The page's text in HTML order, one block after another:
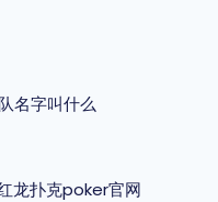
名字叫什么
龙扑克poker官网